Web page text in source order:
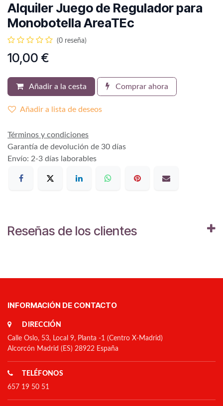
Alquiler Juego de Regulador para
Monobotella AreaTEc
(0 reseña)
10,00 €
Añadir a la cesta Comprar ahora
Añadir a lista de deseos
Términos y condiciones
Garantía de devolución de 30 días
Envío: 2-3 días laborables
Reseñas de los clientes
INFORMACIÓN DE CONTACTO
DIRECCIÓN
Calle Oslo, 53, Local 9, Planta -1 (Centro X-Madrid)
Alcorcón Madrid (ES) 28922 España
TELÉFONOS
657 19 50 51